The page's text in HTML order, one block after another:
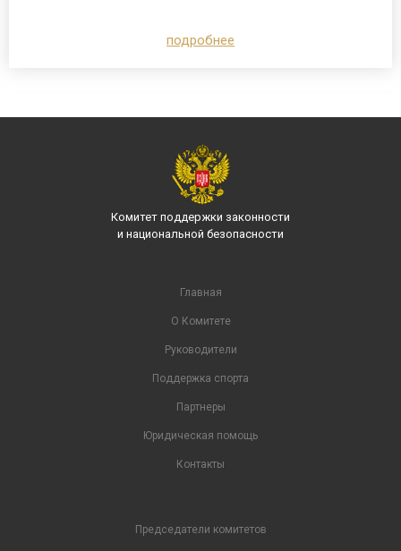
подробнее
Комитет поддержки законности
и национальной безопасности
Главная
О Комитете
Руководители
Поддержка спорта
Партнеры
Юридическая помощь
Контакты
Председатели комитетов